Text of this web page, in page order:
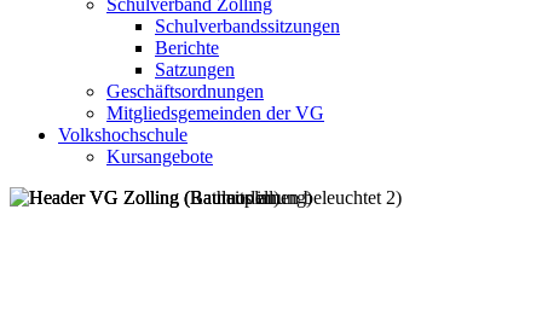
Schulverband Zolling
Schulverbandssitzungen
Berichte
Satzungen
Geschäftsordnungen
Mitgliedsgemeinden der VG
Volkshochschule
Kursangebote